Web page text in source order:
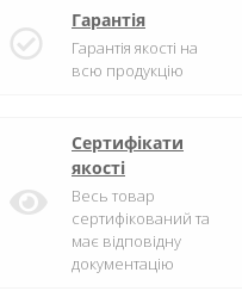
Гарантія
Гарантія якості на
всю продукцію
Сертифікати
якості
Весь товар
сертифікований та
має відповідну
документацію